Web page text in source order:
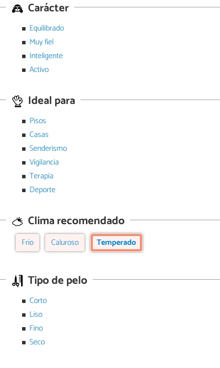
Carácter
Equilibrado
Muy fiel
Inteligente
Activo
Ideal para
Pisos
Casas
Senderismo
Vigilancia
Terapia
Deporte
Clima recomendado
Frío Caluroso Temperado
Tipo de pelo
Corto
Liso
Fino
Seco